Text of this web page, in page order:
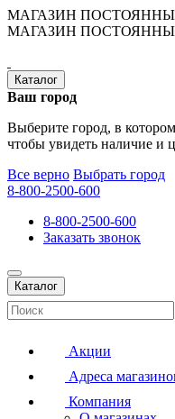
МАГАЗИН
МАГАЗИН
Каталог
Ваш город
Выберите город, в
чтобы увидеть наличие и
Все верно Выбрать город
8-800-2500-600
8-800-2500-600
Заказать звонок
Каталог
Акции
Адреса
Компания